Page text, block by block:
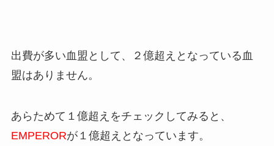
出費が多い血盟として、２億超えとなっている血
盟はありません。
あらためて１億超えをチェックしてみると、
EMPERORが１億超えとなっています。